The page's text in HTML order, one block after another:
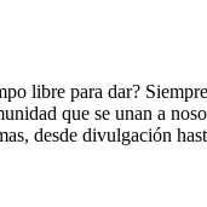
libre para dar?
que se unan a
desde divulgación